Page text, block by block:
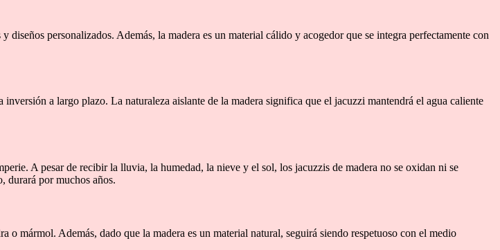
personalizados. Además, la madera es un material cálido y acogedor que se integra perfectamente con
a largo plazo. La naturaleza aislante de la madera significa que el jacuzzi mantendrá el agua caliente
A pesar de recibir la lluvia, la humedad, la nieve y el sol, los jacuzzis de madera no se oxidan ni se
durará por muchos años.
mármol. Además, dado que la madera es un material natural, seguirá siendo respetuoso con el medio